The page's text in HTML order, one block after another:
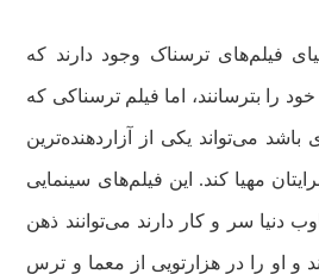
فیلم‌های ترسناک وجود دارند که
را بترسانند، اما فیلم ترسناکی که
می‌تواند یکی از آزاردهنده‌ترین
مهیا کند. این فیلم‌های سینمایی
دنیا سر و کار دارند می‌توانند ذهن
و او را در هزارتویی از معما و ترس